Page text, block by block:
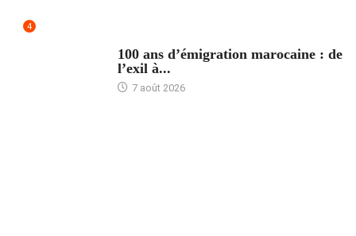
4
100 ans d’émigration marocaine : de
l’exil à...
7 août 2026